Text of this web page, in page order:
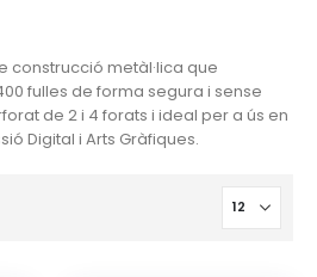
construcció metàl·lica que
fulles de forma segura i sense
de 2 i 4 forats i ideal per a ús en
Digital i Arts Gràfiques.